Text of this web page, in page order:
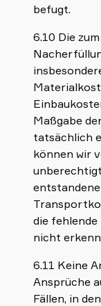
befugt.
6.10 Die
Maßgabe
tatsächlich
können wir
die
nicht
6.11 Keine
Ansprüche
Fällen, in